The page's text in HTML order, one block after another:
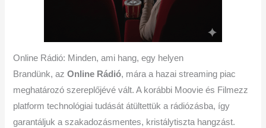
Online Rádió: Minden, ami hang, egy helyen
Brandünk, azOnline Rádió, mára a hazai streaming piac
meghatározó szereplőjévé vált. A korábbi Moovie és Filmezz
platform technológiai tudását átültettük a rádiózásba, így
garantáljuk a szakadozásmentes, kristálytiszta hangzást.